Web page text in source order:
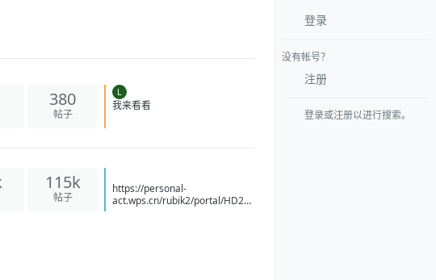
380 L
115k
https://personal-
登录
没有帐号？
注册
登录或注册以进行搜索。